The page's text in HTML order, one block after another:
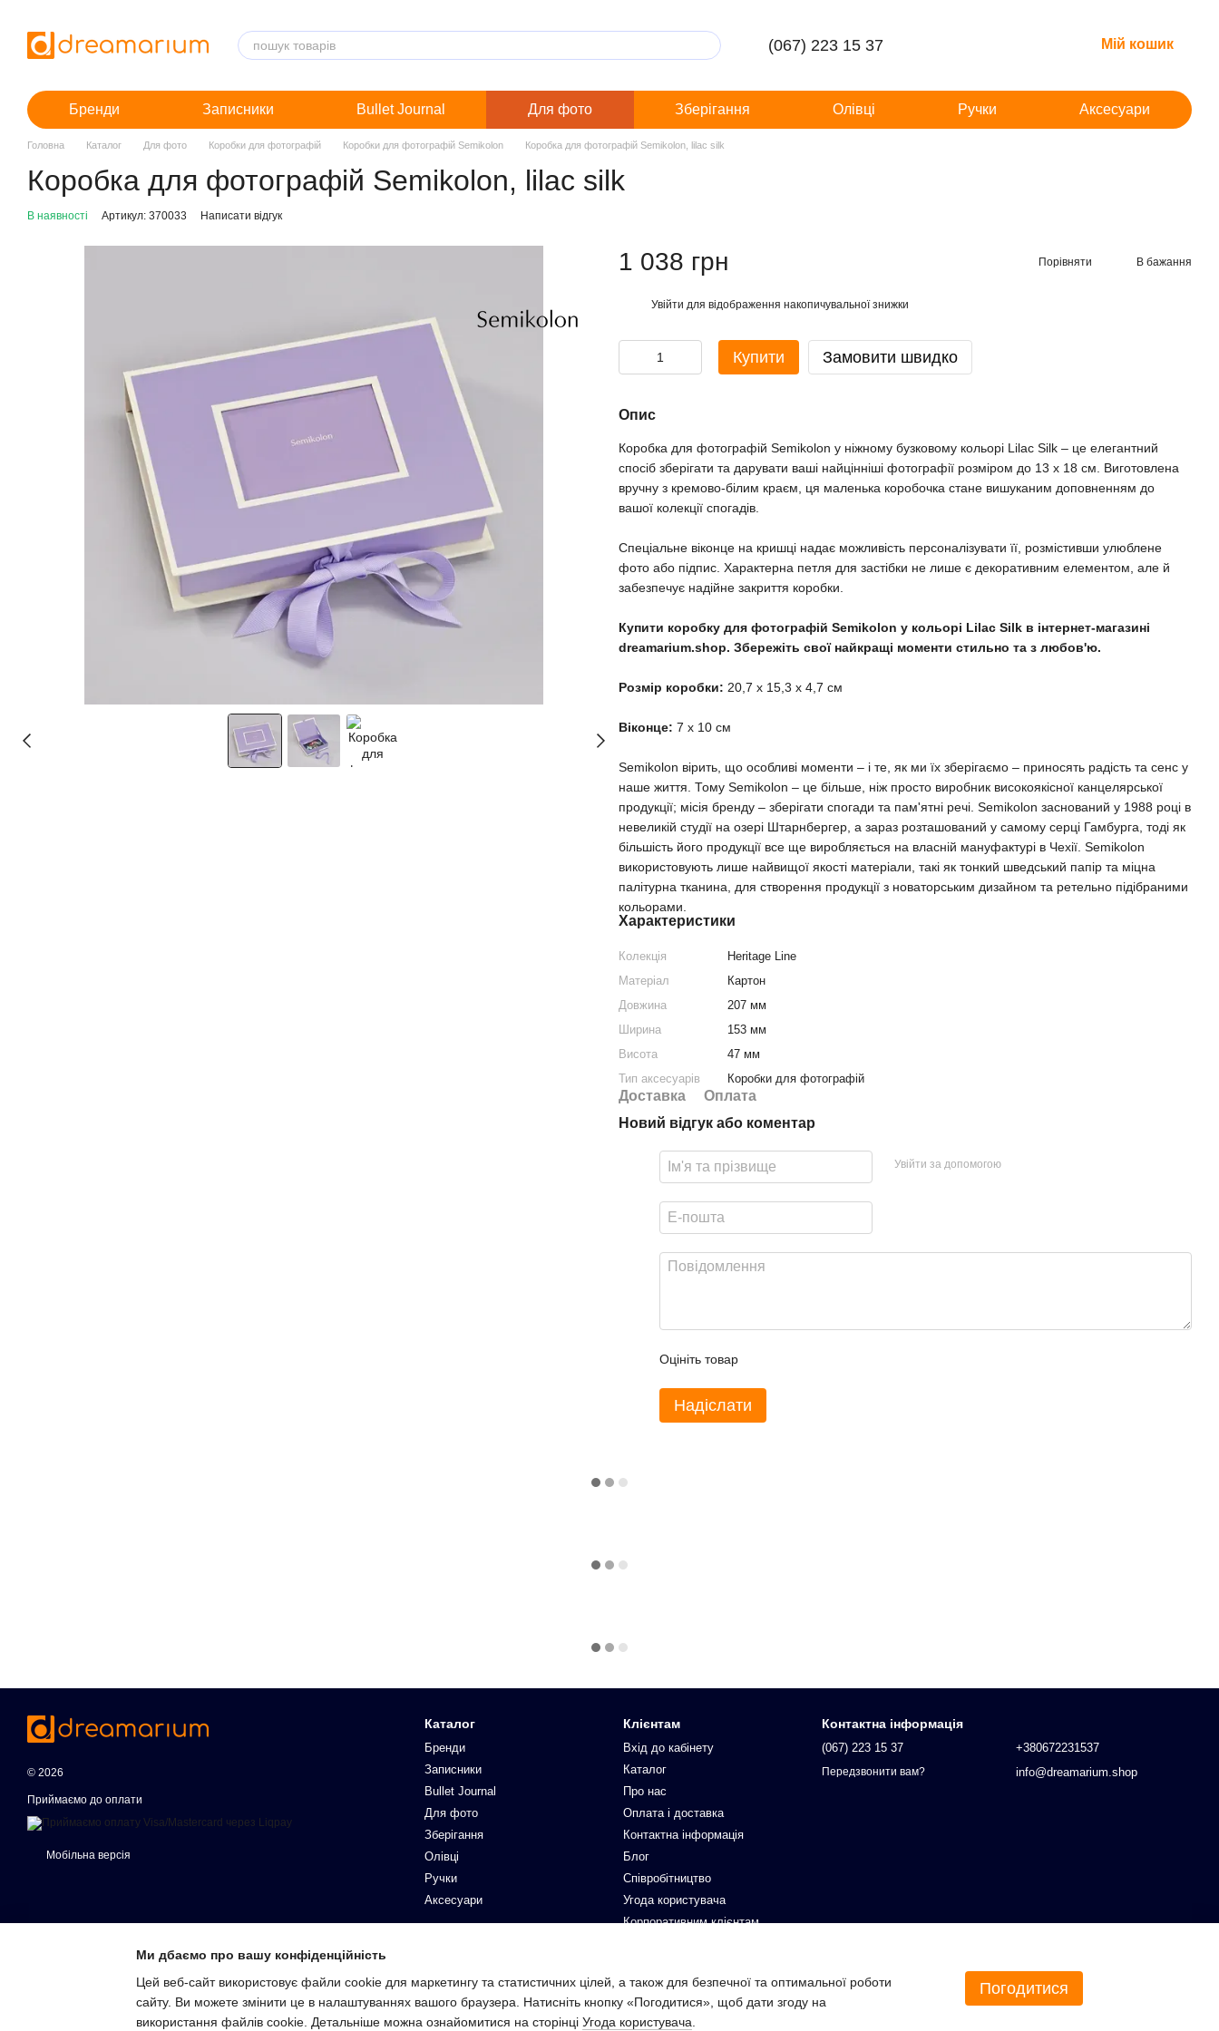
(067) 223 15 37 Мій кошик
Бренди Записники Bullet Journal Для фото Зберігання Олівці Ручки Аксесуари
Головна Каталог Для фото Коробки для фотографій Коробки для фотографій Semikolon Коробка для фотографій Semikolon, lilac silk
Коробка для фотографій Semikolon, lilac silk
В наявності Артикул: 370033 Написати відгук
1 038 грн Порівняти В бажання
Увійти для відображення накопичувальної знижки
Купити Замовити швидко
Опис
Коробка для фотографій Semikolon у ніжному бузковому кольорі Lilac Silk – це елегантний
спосіб зберігати та дарувати ваші найцінніші фотографії розміром до 13 x 18 см. Виготовлена
вручну з кремово-білим краєм, ця маленька коробочка стане вишуканим доповненням до
вашої колекції спогадів.
Спеціальне віконце на кришці надає можливість персоналізувати її, розмістивши улюблене
фото або підпис. Характерна петля для застібки не лише є декоративним елементом, але й
забезпечує надійне закриття коробки.
Купити коробку для фотографій Semikolon у кольорі Lilac Silk в інтернет-магазині
dreamarium.shop. Збережіть свої найкращі моменти стильно та з любов'ю.
Розмір коробки: 20,7 х 15,3 х 4,7 см
Віконце: 7 х 10 см
Semikolon вірить, що особливі моменти – і те, як ми їх зберігаємо – приносять радість та сенс у
наше життя. Тому Semikolon – це більше, ніж просто виробник високоякісної канцелярської
продукції; місія бренду – зберігати спогади та пам'ятні речі. Semikolon заснований у 1988 році в
невеликій студії на озері Штарнбергер, а зараз розташований у самому серці Гамбурга, тоді як
більшість його продукції все ще виробляється на власній мануфактурі в Чехії. Semikolon
використовують лише найвищої якості матеріали, такі як тонкий шведський папір та міцна
палітурна тканина, для створення продукції з новаторським дизайном та ретельно підібраними
кольорами.
Характеристики
Колекція
Heritage Line
Матеріал
Картон
Довжина
207 мм
Ширина
153 мм
Висота
47 мм
Тип аксесуарів
Коробки для фотографій
Доставка
Оплата
Новий відгук або коментар
Увійти за допомогою
Оцініть товар
Надіслати
© 2026
Приймаємо до оплати
Мобільна версія
Каталог
Бренди
Записники
Bullet Journal
Для фото
Зберігання
Олівці
Ручки
Аксесуари
Клієнтам
Вхід до кабінету
Каталог
Про нас
Оплата і доставка
Контактна інформація
Блог
Співробітництво
Угода користувача
Корпоративним клієнтам
Контактна інформація
(067) 223 15 37
Передзвонити вам?
+380672231537
info@dreamarium.shop
Ми дбаємо про вашу конфіденційність
Цей веб-сайт використовує файли cookie для маркетингу та статистичних цілей, а також для безпечної та оптимальної роботи
сайту. Ви можете змінити це в налаштуваннях вашого браузера. Натисніть кнопку «Погодитися», щоб дати згоду на
використання файлів cookie. Детальніше можна ознайомитися на сторінці Угода користувача
Погодитися